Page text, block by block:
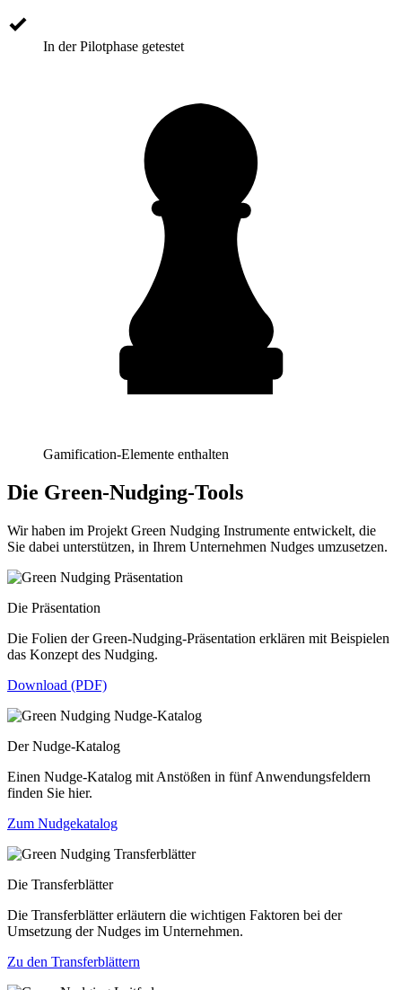
In der Pilotphase getestet
Gamification-Elemente enthalten
Die Green-Nudging-Tools
Wir haben im Projekt Green Nudging Instrumente entwickelt, die
Sie dabei unterstützen, in Ihrem Unternehmen Nudges umzusetzen.
Die Präsentation
Die Folien der Green-Nudging-Präsentation erklären mit Beispielen
das Konzept des Nudging.
Download (PDF)
Der Nudge-Katalog
Einen Nudge-Katalog mit Anstößen in fünf Anwendungsfeldern
finden Sie hier.
Zum Nudgekatalog
Die Transferblätter
Die Transferblätter erläutern die wichtigen Faktoren bei der
Umsetzung der Nudges im Unternehmen.
Zu den Transferblättern